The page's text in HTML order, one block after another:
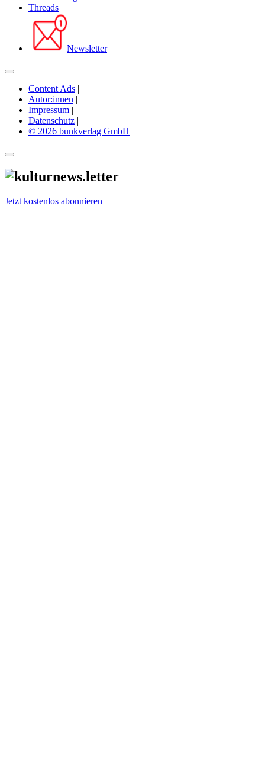
Threads
Newsletter
Content Ads |
Autor:innen |
Impressum |
Datenschutz |
© 2026 bunkverlag GmbH
Jetzt kostenlos abonnieren